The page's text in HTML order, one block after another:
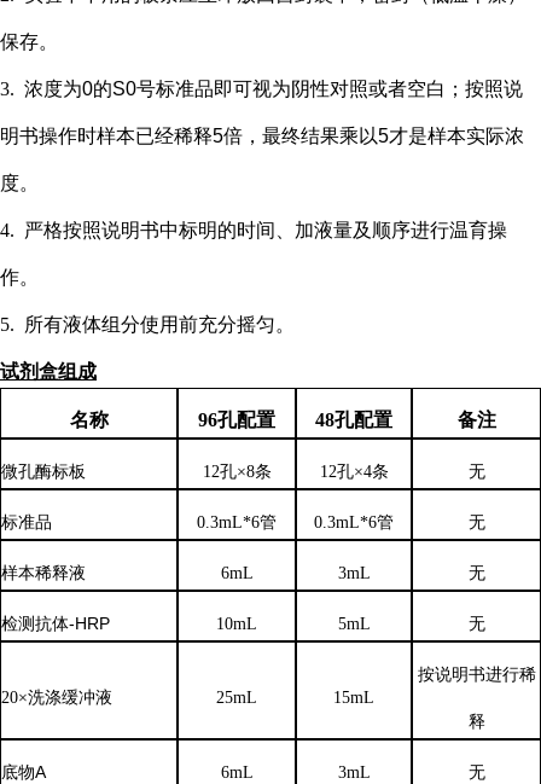
保存。
3. 浓度为0的S0号标准品即可视为阴性对照或者空白；按照说
明书操作时样本已经稀释5倍，最终结果乘以5才是样本实际浓
度。
4. 严格按照说明书中标明的时间、加液量及顺序进行温育操
作。
5. 所有液体组分使用前充分摇匀。
试剂盒组成
名称 96孔配置 48孔配置 备注
微孔酶标板 12孔×8条 12孔×4条 无
标准品 0.3mL*6管 0.3mL*6管 无
样本稀释液 6mL 3mL 无
检测抗体-HRP 10mL 5mL 无
20×洗涤缓冲液 25mL 15mL
按说明书进行稀
释
底物A 6mL 3mL 无